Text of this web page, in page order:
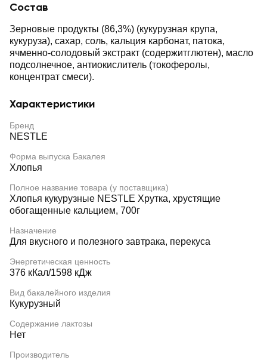
Состав
Зерновые продукты (86,3%) (кукурузная крупа,
кукуруза), сахар, соль, кальция карбонат, патока,
ячменно-солодовый экстракт (содержитглютен), масло
подсолнечное, антиокислитель (токоферолы,
концентрат смеси).
Характеристики
Бренд
NESTLE
Форма выпуска Бакалея
Хлопья
Полное название товара (у поставщика)
Хлопья кукурузные NESTLE Хрутка, хрустящие
обогащенные кальцием, 700г
Назначение
Для вкусного и полезного завтрака, перекуса
Энергетическая ценность
376 кКал/1598 кДж
Вид бакалейного изделия
Кукурузный
Содержание лактозы
Нет
Производитель